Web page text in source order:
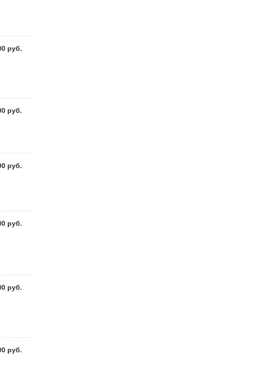
руб.
руб.
руб.
руб.
руб.
руб.